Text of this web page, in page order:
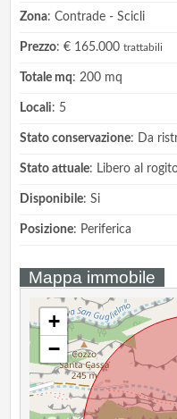
Zona: Contrade - Scicli
Prezzo: € 165.000trattabili
Totale mq: 200 mq
Locali: 5
Stato conservazione: Da
Stato attuale: Libero al
Disponibile: Si
Posizione: Periferica
Mappa immobile
+
−